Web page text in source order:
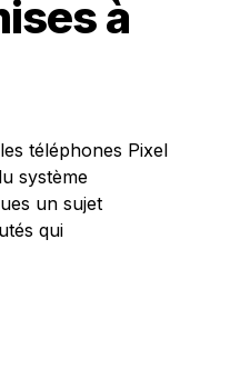
à
téléphones Pixel
système
un sujet
qui